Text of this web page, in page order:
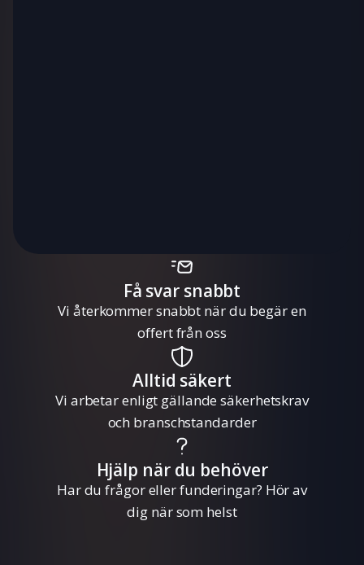
Få svar snabbt
Vi återkommer snabbt när du begär en
offert från oss
Alltid säkert
Vi arbetar enligt gällande säkerhetskrav
och branschstandarder
Hjälp när du behöver
Har du frågor eller funderingar? Hör av
dig när som helst